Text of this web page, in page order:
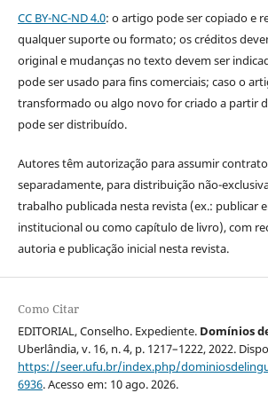
CC BY-NC-ND 4.0: o artigo pode ser copiado e
qualquer suporte ou formato; os créditos
original e mudanças no texto devem ser
pode ser usado para fins comerciais; caso o
transformado ou algo novo for criado a partir
pode ser distribuído.
Autores têm autorização para assumir
separadamente, para distribuição não-
trabalho publicada nesta revista (ex.: publicar
institucional ou como capítulo de livro), com
autoria e publicação inicial nesta revista.
Como Citar
EDITORIAL, Conselho. Expediente. Domínios
Uberlândia, v. 16, n. 4, p. 1217–1222, 2022.
https://seer.ufu.br/index.php/
6936. Acesso em: 10 ago. 2026.